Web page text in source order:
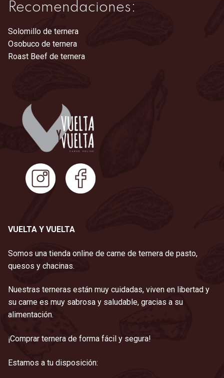
Recomendaciones:
Solomillo de ternera
Osobuco de ternera
Roast Beef de ternera
VUELTA Y VUELTA
Somos una tienda online de carne de ternera de pasto,
quesos y chacinas.
Nuestras terneras están muy cuidadas, viven en libertad y
su carne es muy sabrosa y saludable, gracias a su
alimentación.
¡Comprar ternera de forma fácil y segura!
Estamos a tu disposición: